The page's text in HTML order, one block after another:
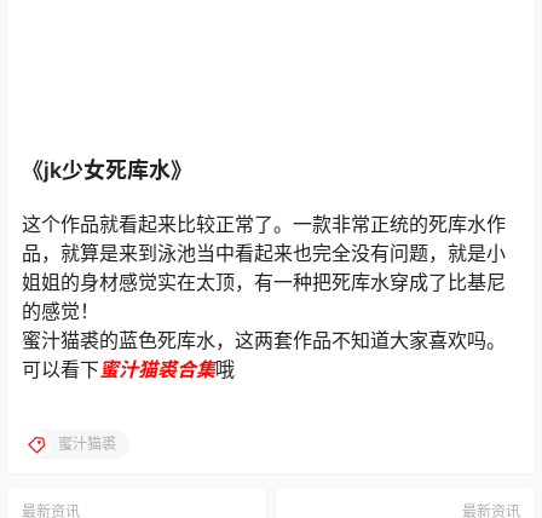
《jk少女死库水》
这个作品就看起来比较正常了。一款非常正统的死库水作
品，就算是来到泳池当中看起来也完全没有问题，就是小
姐姐的身材感觉实在太顶，有一种把死库水穿成了比基尼
的感觉！
蜜汁猫裘的蓝色死库水，这两套作品不知道大家喜欢吗。
可以看下蜜汁猫裘合集哦
蜜汁猫裘
最新资讯 最新资讯